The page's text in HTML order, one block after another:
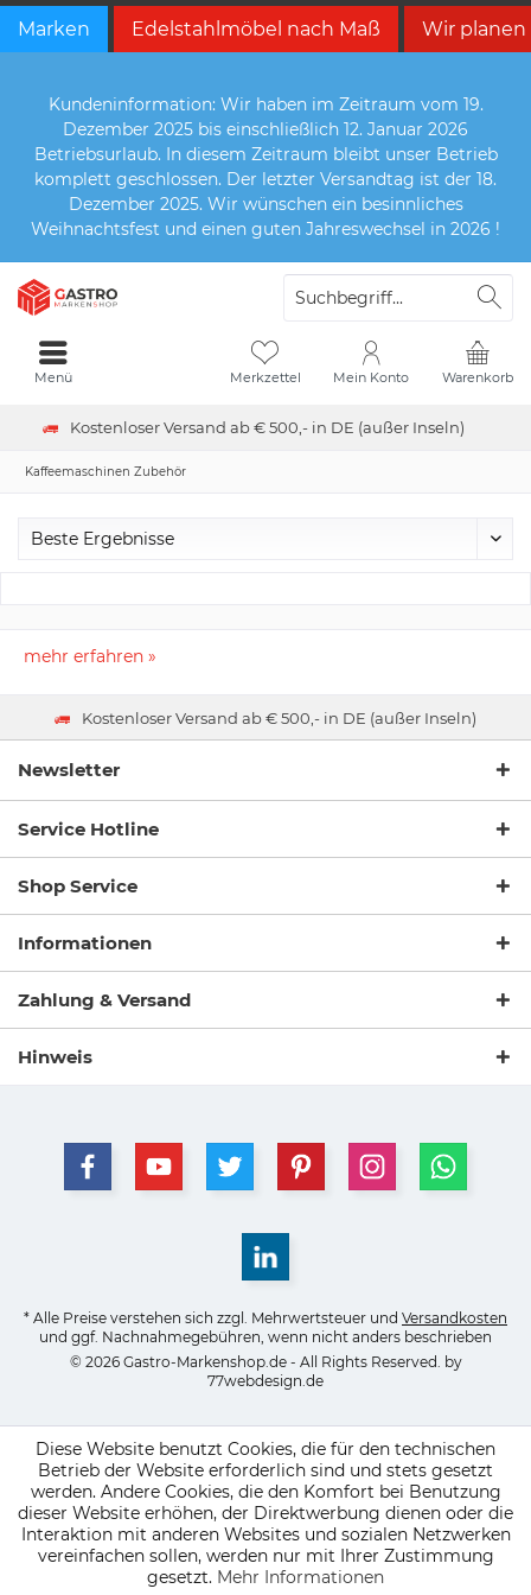
Marken Edelstahlmöbel nach Maß Wir planen
Kundeninformation: Wir haben im Zeitraum vom 19.
Dezember 2025 bis einschließlich 12. Januar 2026
Betriebsurlaub. In diesem Zeitraum bleibt unser Betrieb
komplett geschlossen. Der letzter Versandtag ist der 18.
Dezember 2025. Wir wünschen ein besinnliches
Weihnachtsfest und einen guten Jahreswechsel in 2026 !
Kostenloser Versand ab € 500,- in DE (außer Inseln)
Warenkorb
Merkzettel Mein Konto
Menü
Kaffeemaschinen Zubehör
mehr erfahren »
Kostenloser Versand ab € 500,- in DE (außer Inseln)
Newsletter
Service Hotline
Shop Service
Informationen
Zahlung & Versand
Hinweis
* Alle Preise verstehen sich zzgl. Mehrwertsteuer und Versandkosten
und ggf. Nachnahmegebühren, wenn nicht anders beschrieben
© 2026 Gastro-Markenshop.de - All Rights Reserved. by
77webdesign.de
Diese Website benutzt Cookies, die für den technischen
Betrieb der Website erforderlich sind und stets gesetzt
werden. Andere Cookies, die den Komfort bei Benutzung
dieser Website erhöhen, der Direktwerbung dienen oder die
Interaktion mit anderen Websites und sozialen Netzwerken
vereinfachen sollen, werden nur mit Ihrer Zustimmung
gesetzt. Mehr Informationen